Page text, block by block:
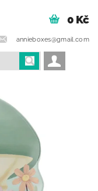
annieboxes@gmail.com
0 Kč